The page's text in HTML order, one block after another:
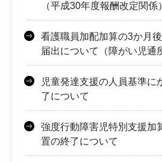
（平成30年度報酬改定関係）
看護職員加配加算の3か月
届出について（障がい児通
児童発達支援の人員基準に
了について
強度行動障害児特別支援加
置の終了について